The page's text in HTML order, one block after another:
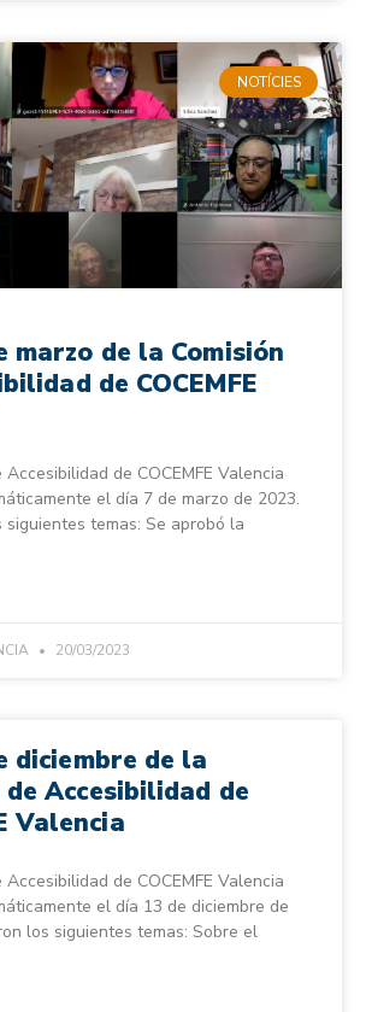
NOTÍCIES
marzo de la Comisión
de COCEMFE
Accesibilidad de COCEMFE Valencia
el día 7 de marzo de 2023.
temas: Se aprobó la
20/03/2023
diciembre de la
de Accesibilidad de
Valencia
Accesibilidad de COCEMFE Valencia
el día 13 de diciembre de
los siguientes temas: Sobre el